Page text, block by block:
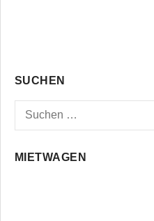
SUCHEN
Suchen
MIETWAGEN